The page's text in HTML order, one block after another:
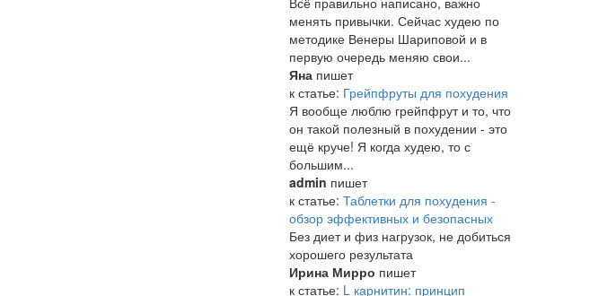
менять привычки. Сейчас худею по
методике Венеры Шариповой и в
первую очередь меняю свои...
Янапишет
к статье: Грейпфруты для похудения
Я вообще люблю грейпфрут и то, что
он такой полезный в похудении - это
ещё круче! Я когда худею, то с
большим...
admin пишет
к статье: Таблетки для похудения -
обзор эффективных и безопасных
Без диет и физ нагрузок, не добиться
хорошего результата
Ирина Мирро пишет
к статье: L карнитин: принцип